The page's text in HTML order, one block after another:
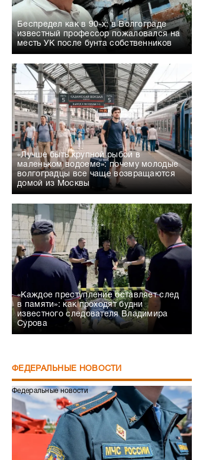
Беспредел как в 90-х: в Волгограде
известный профессор пожаловался на
месть УК после бунта собственников
«Лучше быть крупной рыбой в
маленьком водоеме»: почему молодые
волгоградцы все чаще возвращаются
домой из Москвы
«Каждое преступление оставляет след
в памяти»: как проходят будни
известного следователя Владимира
Сурова
ФЕДЕРАЛЬНЫЕ НОВОСТИ
Федеральные новости